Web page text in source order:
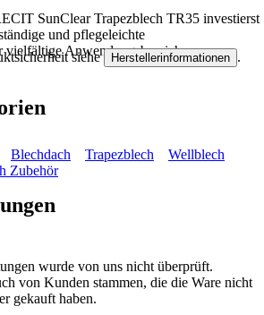
SunClear Trapezblech TR35 investierst
und pflegeleichte
vielfältige Anwendungsbereiche.
siehe Herstellerinformationen .
Blechdach Trapezblech
Wellblech
Zubehör
wurde von uns nicht überprüft.
von Kunden stammen, die die Ware nicht
gekauft haben.